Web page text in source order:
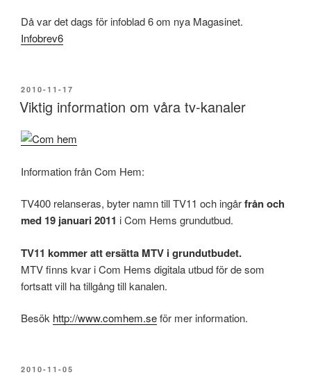
Då var det dags för infoblad 6 om nya Magasinet.
Infobrev6
PUBLICERAT
2010-11-17
Viktig information om våra tv-kanaler
Information från Com Hem:
TV400 relanseras, byter namn till TV11 och ingårfrån och
med 19 januari 2011 i Com Hems grundutbud.
TV11 kommer att ersätta MTV i grundutbudet.
MTV finns kvar i Com Hems digitala utbud för de som
fortsatt vill ha tillgång till kanalen.
Besök http://www.comhem.seför mer information.
PUBLICERAT
2010-11-05